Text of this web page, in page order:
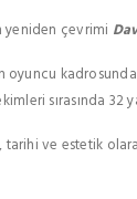
çevrimi
oyuncu kadrosunda
sırasında 32
ve estetik